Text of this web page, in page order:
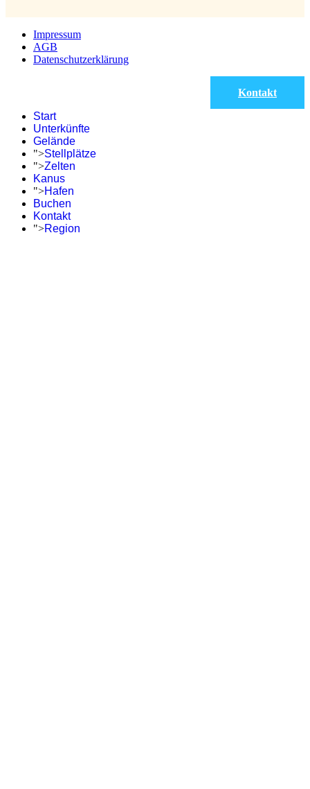
Impressum
AGB
Datenschutzerklärung
Kontakt
Start
Unterkünfte
Gelände
">Stellplätze
">Zelten
Kanus
">Hafen
Buchen
Kontakt
">Region